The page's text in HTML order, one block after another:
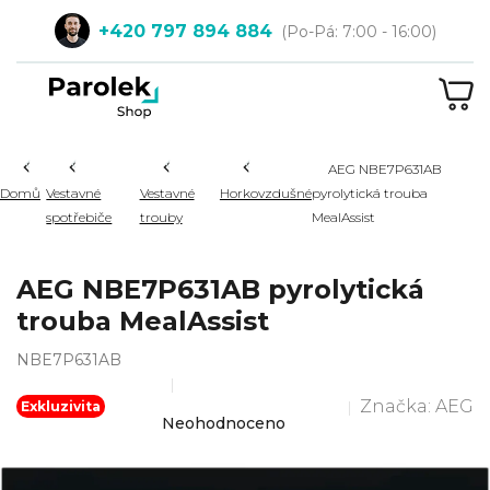
obsah
+420 797 894 884
Hledat
Domů Vestavné
spotřebiče
Vestavné
trouby
Horkovzdušné
AEG NBE7P631AB
pyrolytická trouba
MealAssist
AEG NBE7P631AB pyrolytická
trouba MealAssist
NBE7P631AB
Exkluzivita
hodnocení
Neohodnoceno
Značka: AEG